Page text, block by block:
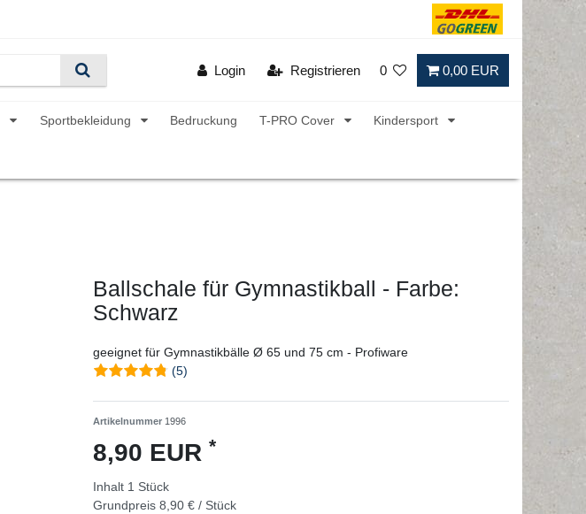
Login Registrieren 0 0,00 EUR
Sportbekleidung Bedruckung T-PRO Cover Kindersport
Ballschale für Gymnastikball - Farbe:
Schwarz
geeignet für Gymnastikbälle Ø 65 und 75 cm - Profiware
(5)
Artikelnummer 1996
8,90 EUR *
Inhalt 1 Stück
Grundpreis 8,90 € / Stück